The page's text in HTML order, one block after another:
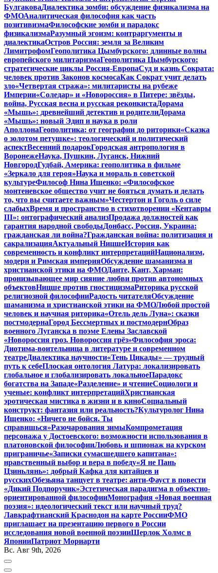
БулгаковаДиалектика зомби: обсуждение физикализма на
ФМОАналитическая философия как часть
позитивизмаФилософские зомби и парадокс
физикализмаРазумный эгоизм: контраргументы и
диалектикаОстров Россия: земля за Великим
ЛимитрофомГеополитика Цымбурского: длинные волны
европейского милитаризмаГеополитика Цымбурского:
стратегические циклы Россия-ЕвропаСуд и казнь Сократа:
человек против Законов космосаКак Сократ учит делать
зло«Четвертая стража»: милитаристы на рубеже
Империи«Соледар» и «Новороссия» в Питере: звёзды,
война, Русская весна и русская реконкистаДорама
«Мышь»: древнейший детектив и родителиДорама
«Мышь»: новый Эдип и наука в роли
АполлонаГеополитика: от географии до риторики«Сказка
о золотом петушке»: теологический и политический
аспектВесенний подарокГородская антропология в
ВоронежеНаука, Пушкин, Луганск, Нижний
НовгородГудбай, Америка: геополитика в фильме
«Зеркало для героя»Наука и мораль в советской
культуреФилософ Нина Ищенко: «Философское
монтеневское общество учит не бояться думать и делать
то, что вы считаете важным»Честертон и Гоголь о силе
слабыхВремя и пространство в стихотворении «Кентавры
III»: онтографический анализПродажа должностей как
гарантия народной свободыДонбасс, Россия, Украина:
гражданская ли война?Гражданская война: политизация и
сакрализацияАктуальный НицшеИстория как
современность и конфликт интерпретацийНационализм,
модерн и Римская империяОбсуждение шаманизма и
христианской этики на ФМОДанте, Кант, Харман:
пронизывающее мир сияние любви против автономных
объектовНицше против гностицизмаРиторика русской
религиозной философииРадость читателяОбсуждение
шаманизма и христианской этики на ФМОЛюбой простой
человек и научная риторика«Отель дель Луна»: сказки
постмодернаГород Бессмертных и постмодернОбраз
военного Луганска в поэме Елены Заславской
«Новороссия гроз. Новороссия грёз»Философия эроса:
Диотима-воительница в литературе и современном
театреДиалектика научности«Тень Цикады» — трудный
путь к себеПлоская онтология Латура: локализировать
глобальное и глобализировать локальноеПарадокс
богатства на Западе«Разделение» и чтениеСоциологи и
ученые: конфликт интерпретацийХристианская
эротическая мистика в жизни и в киноСоциальный
конструкт: фантазия или реальность?Культуролог Нина
Ищенко: «Ничего не бойся. Ты
справишься»Разочарования зимыКомпрометация
персонажа у Достоевского: возможности использования в
платоновской философииЛюбовь и шпионаж на курском
приграничье«Записки сумасшедшего капитана»:
нравственный выбор и вера в победу«Я не Пань
Цзиньлянь»: добрый Кафка для китайцев и
русскихОбезьяна танцует в театре: анти-Фауст в повести
«Дикий Подпоручик»Эстетическая парадигма в объектно-
ориентированной философииМонография «Новая военная
поэзия»: идеологический текст или научный труд?
Лавкрафтианский Краснодон на карте РоссииФМО
приглашает на презентацию первого в России
исследования новой военной поэзииШерлок Холмс в
ЯпонииПатриот Мориарти
Вс. Авг 9th, 2026